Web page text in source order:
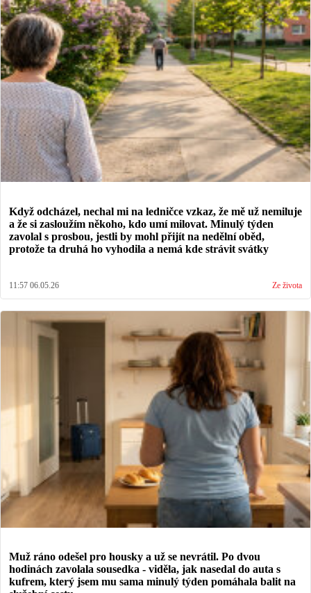
Když odcházel, nechal mi na ledničce vzkaz, že mě už nemiluje
a že si zasloužím někoho, kdo umí milovat. Minulý týden
zavolal s prosbou, jestli by mohl přijít na nedělní oběd,
protože ta druhá ho vyhodila a nemá kde strávit svátky
11:57 06.05.26 Ze života
Muž ráno odešel pro housky a už se nevrátil. Po dvou
hodinách zavolala sousedka - viděla, jak nasedal do auta s
kufrem, který jsem mu sama minulý týden pomáhala balit na